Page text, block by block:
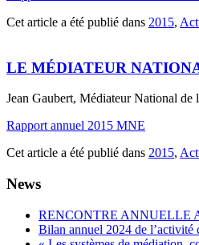
Cet article a été publié dans 2015,
LE MÉDIATEUR
Jean Gaubert, Médiateur National de
Rapport annuel 2015 MNE
Cet article a été publié dans 2015,
News
RENCONTRE ANNUELLE
Bilan annuel 2024 de l’activité